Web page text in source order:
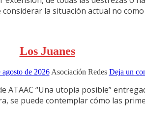
la situación actual no
Los Juanes
agosto de 2026 Asociación Redes Deja un
ATAAC “Una utopía posible”
se puede contemplar cómo las